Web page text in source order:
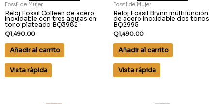
Fossil de Mujer
Reloj Fossil Colleen de acero
inoxidable con tres agujas en
tono plateado BQ3982
Q1,490.00
Añadir al carrito
Vista rápida
Fossil de Mujer
Reloj Fossil Brynn multifuncion
de acero inoxidable dos tonos
BQ2995
Q1,490.00
Añadir al carrito
Vista rápida